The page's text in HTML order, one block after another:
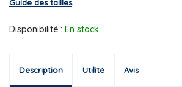
Guide des tailles
Disponibilité : En stock
Description Utilité Avis